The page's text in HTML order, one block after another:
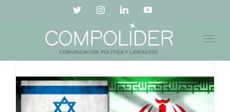
TwitterInstagramLinkedInYouTube